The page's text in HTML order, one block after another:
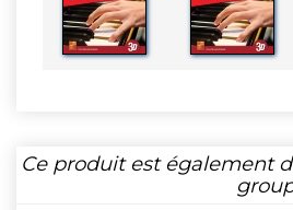
Ce produit est également